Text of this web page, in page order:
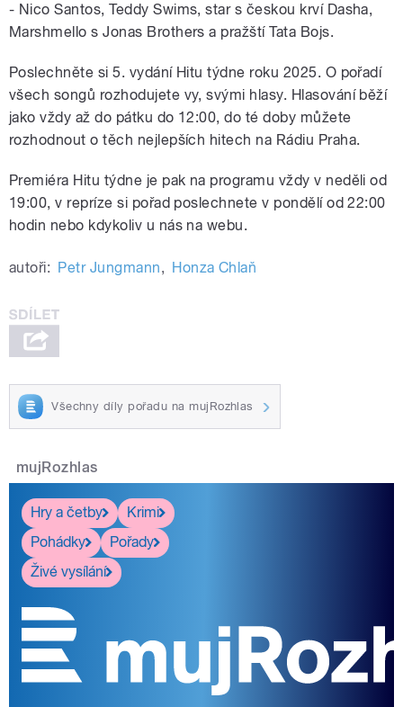
- Nico Santos, Teddy Swims, star s českou krví Dasha,
Marshmello s Jonas Brothers a pražští Tata Bojs.
Poslechněte si 5. vydání Hitu týdne roku 2025. O pořadí
všech songů rozhodujete vy, svými hlasy. Hlasování běží
jako vždy až do pátku do 12:00, do té doby můžete
rozhodnout o těch nejlepších hitech na Rádiu Praha.
Premiéra Hitu týdne je pak na programu vždy v neděli od
19:00, v repríze si pořad poslechnete v pondělí od 22:00
hodin nebo kdykoliv u nás na webu.
autoři: Petr Jungmann, Honza Chlaň
Všechny díly pořadu na mujRozhlas
mujRozhlas
Hry a četby
Krimi
Pohádky
Pořady
Živé vysílání